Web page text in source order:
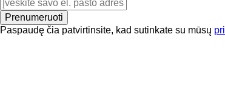
Prenumeruoti
Paspaudę čia patvirtinsite, kad sutinkate su mūsų